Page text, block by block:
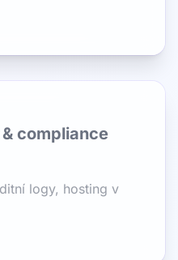
compliance
logy, hosting v